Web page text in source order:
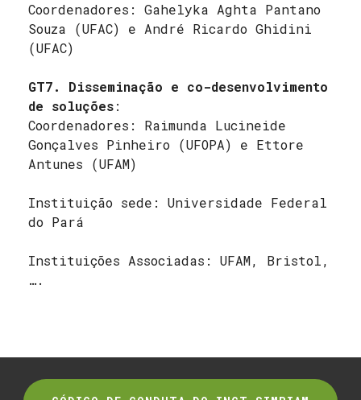
Coordenadores: Gahelyka Aghta Pantano
Souza (UFAC) e André Ricardo Ghidini
(UFAC)
GT7. Disseminação e co-desenvolvimento
de soluções:
Coordenadores: Raimunda Lucineide
Gonçalves Pinheiro (UFOPA) e Ettore
Antunes (UFAM)
Instituição sede: Universidade Federal
do Pará
Instituições Associadas: UFAM, Bristol,
….